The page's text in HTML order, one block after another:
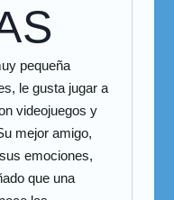
pequeña
le gusta jugar a
videojuegos y
mejor amigo,
emociones,
que una